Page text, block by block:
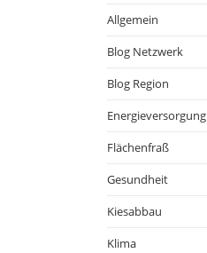
Allgemein
Blog Netzwerk
Blog Region
Energieversorgung
Flächenfraß
Gesundheit
Kiesabbau
Klima